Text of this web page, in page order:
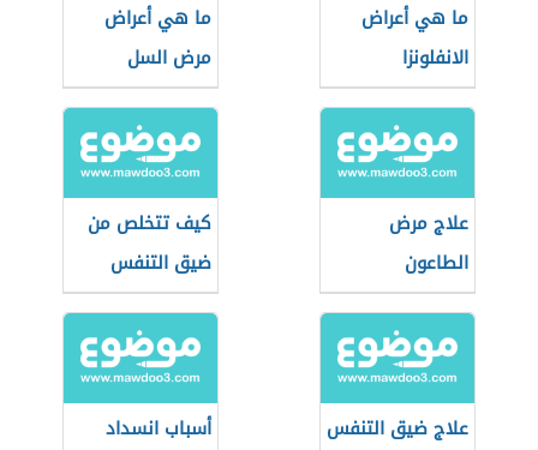
ما هي أعراض
الانفلونزا
ما هي أعراض
مرض السل
علاج مرض
الطاعون
كيف تتخلص من
ضيق التنفس
علاج ضيق التنفس
أسباب انسداد